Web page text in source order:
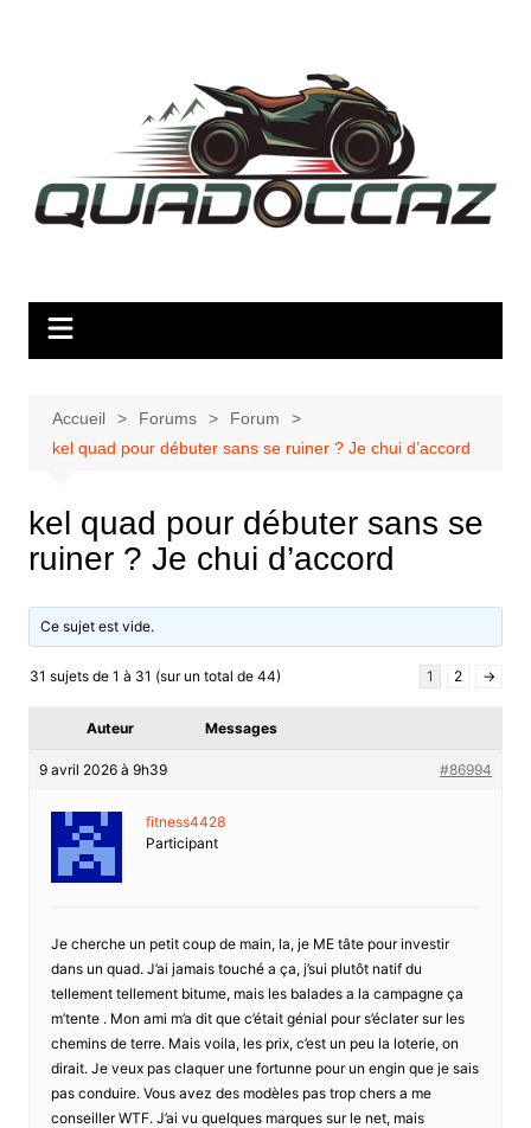
Accueil Forums
Forum
kel quad pour débuter sans se ruiner ? Je chui d’accord
kel quad pour débuter sans se
ruiner ? Je chui d’accord
Ce sujet est vide.
31 sujets de 1 à 31 (sur un total de 44) 1 2 →
Auteur Messages
9 avril 2026 à 9h39 #86994
fitness4428
Participant
Je cherche un petit coup de main, la, je ME tâte pour investir
dans un quad. J’ai jamais touché a ça, j’sui plutôt natif du
tellement tellement bitume, mais les balades a la campagne ça
m’tente . Mon ami m’a dit que c’était génial pour s’éclater sur les
chemins de terre. Mais voila, les prix, c’est un peu la loterie, on
dirait. Je veux pas claquer une fortunne pour un engin que je sais
pas conduire. Vous avez des modèles pas trop chers a me
conseiller WTF. J’ai vu quelques marques sur le net, mais